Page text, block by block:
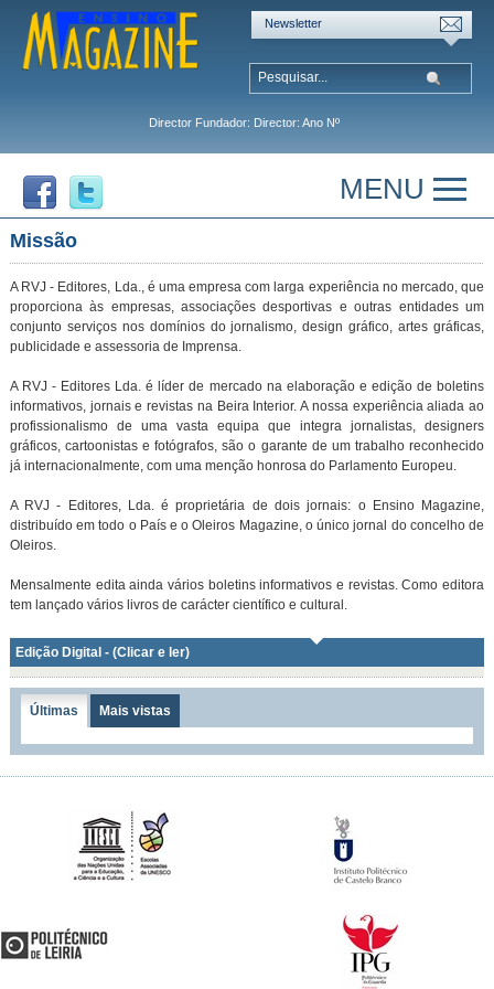
Newsletter
Director Fundador: Director: Ano Nº
MENU
Missão
A RVJ - Editores, Lda., é uma empresa com larga experiência no mercado, que
proporciona às empresas, associações desportivas e outras entidades um
conjunto serviços nos domínios do jornalismo, design gráfico, artes gráficas,
publicidade e assessoria de Imprensa.
A RVJ - Editores Lda. é líder de mercado na elaboração e edição de boletins
informativos, jornais e revistas na Beira Interior. A nossa experiência aliada ao
profissionalismo de uma vasta equipa que integra jornalistas, designers
gráficos, cartoonistas e fotógrafos, são o garante de um trabalho reconhecido
já internacionalmente, com uma menção honrosa do Parlamento Europeu.
A RVJ - Editores, Lda. é proprietária de dois jornais: o Ensino Magazine,
distribuído em todo o País e o Oleiros Magazine, o único jornal do concelho de
Oleiros.
Mensalmente edita ainda vários boletins informativos e revistas. Como editora
tem lançado vários livros de carácter científico e cultural.
Edição Digital - (Clicar e ler)
Últimas Mais vistas